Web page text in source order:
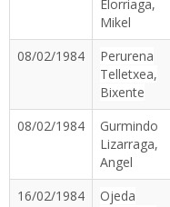
Elorriaga,
Mikel
08/02/1984
Perurena
Telletxea,
Bixente
08/02/1984
Gurmindo
Lizarraga,
Angel
16/02/1984
Ojeda